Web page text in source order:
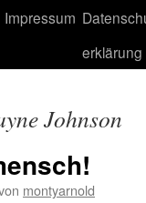
Impressum
erklärung
Johnson
montyarnold